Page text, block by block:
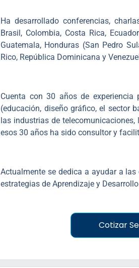
Ha desarrollado conferencias,
Brasil, Colombia, Costa Rica,
Guatemala, Honduras (San Pedro
Rico, República Dominicana y
Cuenta con 30 años de experiencia
(educación, diseño gráfico, el sector
las industrias de
esos 30 años ha sido consultor y
Actualmente se dedica a ayudar a
estrategias de Aprendizaje y
Cotizar